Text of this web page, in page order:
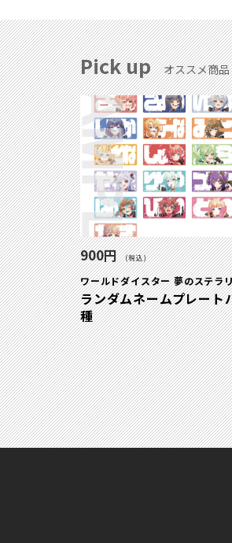
Pick up オススメ商品
900円 (税込)
ワールドダイスター 夢のステラ
ランダムネームプレート
種